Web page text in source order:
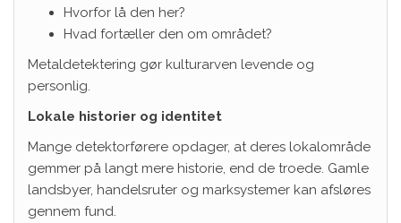
Hvorfor lå den her?
Hvad fortæller den om området?
Metaldetektering gør kulturarven levende og
personlig.
Lokale historier og identitet
Mange detektorførere opdager, at deres lokalområde
gemmer på langt mere historie, end de troede. Gamle
landsbyer, handelsruter og marksystemer kan afsløres
gennem fund.